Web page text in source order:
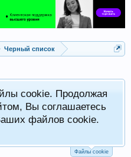
Черный список
cookie. Продолжая
Вы соглашаетесь
файлов cookie.
Файлы cookie